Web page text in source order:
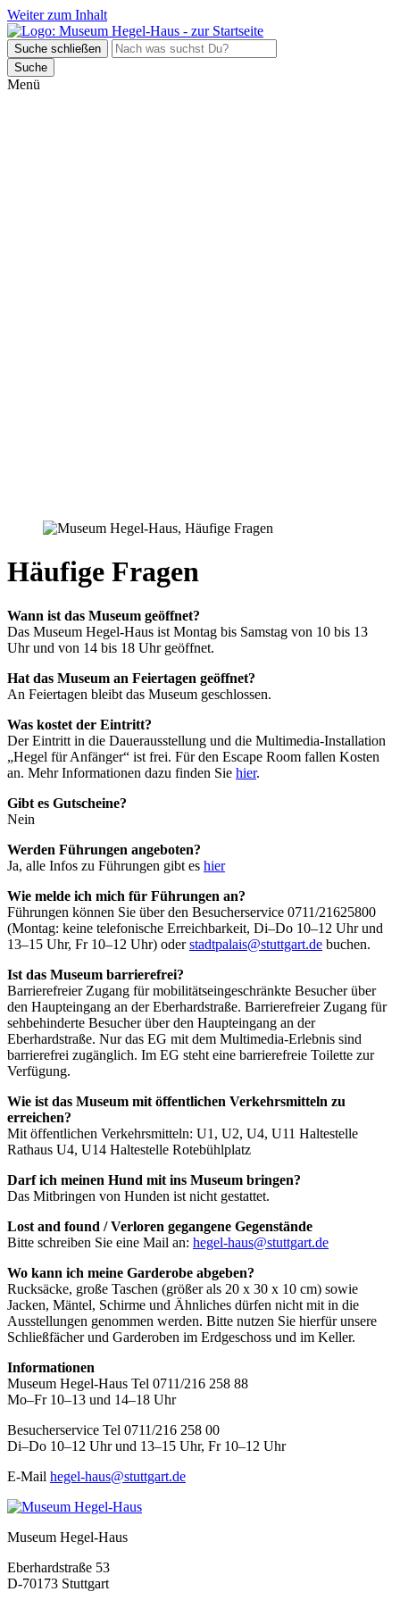
Weiter zum Inhalt
Suche schließen
Suche
Menü
Häufige Fragen
Wann ist das Museum geöffnet?
Das Museum Hegel-Haus ist Montag bis Samstag von 10 bis 13
Uhr und von 14 bis 18 Uhr geöffnet.
Hat das Museum an Feiertagen geöffnet?
An Feiertagen bleibt das Museum geschlossen.
Was kostet der Eintritt?
Der Eintritt in die Dauerausstellung und die Multimedia-Installation
„Hegel für Anfänger“ ist frei. Für den Escape Room fallen Kosten
an. Mehr Informationen dazu finden Sie hier.
Gibt es Gutscheine?
Nein
Werden Führungen angeboten?
Ja, alle Infos zu Führungen gibt es hier
Wie melde ich mich für Führungen an?
Führungen können Sie über den Besucherservice 0711/21625800
(Montag: keine telefonische Erreichbarkeit, Di–Do 10–12 Uhr und
13–15 Uhr, Fr 10–12 Uhr) oderstadtpalais@stuttgart.de buchen.
Ist das Museum barrierefrei?
Barrierefreier Zugang für mobilitätseingeschränkte Besucher über
den Haupteingang an der Eberhardstraße. Barrierefreier Zugang für
sehbehinderte Besucher über den Haupteingang an der
Eberhardstraße. Nur das EG mit dem Multimedia-Erlebnis sind
barrierefrei zugänglich. Im EG steht eine barrierefreie Toilette zur
Verfügung.
Wie ist das Museum mit öffentlichen Verkehrsmitteln zu
erreichen?
Mit öffentlichen Verkehrsmitteln: U1, U2, U4, U11 Haltestelle
Rathaus U4, U14 Haltestelle Rotebühlplatz
Darf ich meinen Hund mit ins Museum bringen?
Das Mitbringen von Hunden ist nicht gestattet.
Lost and found / Verloren gegangene Gegenstände
Bitte schreiben Sie eine Mail an: hegel-haus@stuttgart.de
Wo kann ich meine Garderobe abgeben?
Rucksäcke, große Taschen (größer als 20 x 30 x 10 cm) sowie
Jacken, Mäntel, Schirme und Ähnliches dürfen nicht mit in die
Ausstellungen genommen werden. Bitte nutzen Sie hierfür unsere
Schließfächer und Garderoben im Erdgeschoss und im Keller.
Informationen
Museum Hegel-Haus Tel 0711/216 258 88
Mo–Fr 10–13 und 14–18 Uhr
Besucherservice Tel 0711/216 258 00
Di–Do 10–12 Uhr und 13–15 Uhr, Fr 10–12 Uhr
E-Mail hegel-haus@stuttgart.de
Museum Hegel-Haus
Eberhardstraße 53
D-70173 Stuttgart